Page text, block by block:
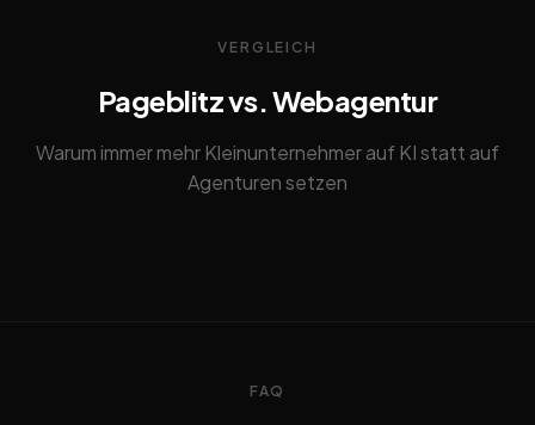
VERGLEICH
Pageblitz vs. Webagentur
Warum immer mehr Kleinunternehmer auf KI statt auf
Agenturen setzen
FAQ